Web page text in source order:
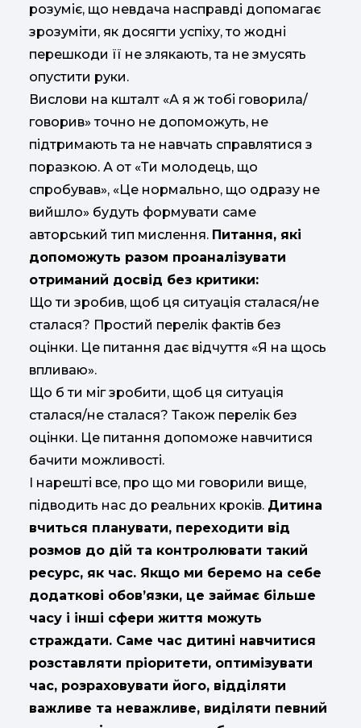
розуміє, що невдача насправді допомагає
зрозуміти, як досягти успіху, то жодні
перешкоди її не злякають, та не змусять
опустити руки.
Вислови на кшталт «А я ж тобі говорила/
говорив» точно не допоможуть, не
підтримають та не навчать справлятися з
поразкою. А от «Ти молодець, що
спробував», «Це нормально, що одразу не
вийшло» будуть формувати саме
авторський тип мислення. Питання, які
допоможуть разом проаналізувати
отриманий досвід без критики:
Що ти зробив, щоб ця ситуація сталася/не
сталася? Простий перелік фактів без
оцінки. Це питання дає відчуття «Я на щось
впливаю».
Що б ти міг зробити, щоб ця ситуація
сталася/не сталася? Також перелік без
оцінки. Це питання допоможе навчитися
бачити можливості.
І нарешті все, про що ми говорили вище,
підводить нас до реальних кроків. Дитина
вчиться планувати, переходити від
розмов до дій та контролювати такий
ресурс, як час. Якщо ми беремо на себе
додаткові обов’язки, це займає більше
часу і інші сфери життя можуть
страждати. Саме час дитині навчитися
розставляти пріоритети, оптимізувати
час, розраховувати його, відділяти
важливе та неважливе, виділяти певний